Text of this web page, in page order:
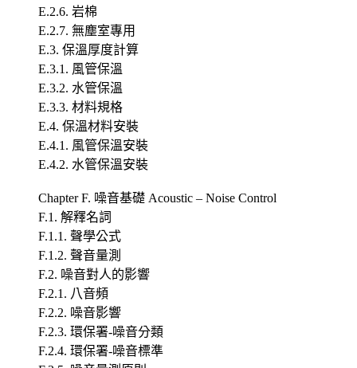
E.2.6. 岩棉
E.2.7. 無塵室專用
E.3. 保溫厚度計算
E.3.1. 風管保溫
E.3.2. 水管保溫
E.3.3. 材料規格
E.4. 保溫材料安裝
E.4.1. 風管保溫安裝
E.4.2. 水管保溫安裝
Chapter F. 噪音基礎 Acoustic – Noise Control
F.1. 解釋名詞
F.1.1. 聲學公式
F.1.2. 聲音量測
F.2. 噪音對人的影響
F.2.1. 八音頻
F.2.2. 噪音影響
F.2.3. 環保署-噪音分類
F.2.4. 環保署-噪音標準